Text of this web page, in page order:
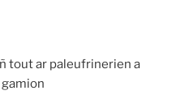
tout ar paleufrinerien a